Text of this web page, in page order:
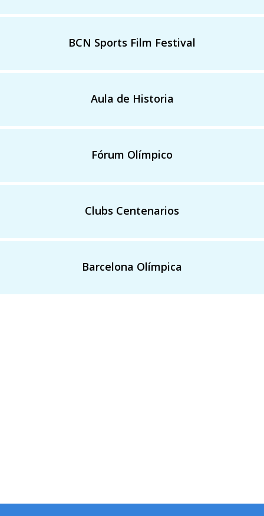
BCN Sports Film Festival
Aula de Historia
Fórum Olímpico
Clubs Centenarios
Barcelona Olímpica